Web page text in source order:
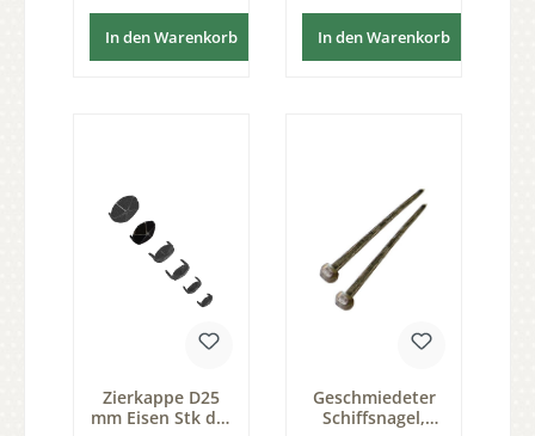
In den Warenkorb In den Warenkorb
Zierkappe D25
mm Eisen Stk der
Geschmiedeter
Schiffsnagel,